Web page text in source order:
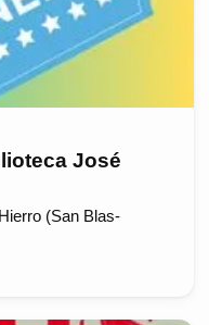
José
(San Blas-